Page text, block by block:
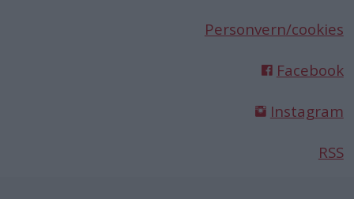
Personvern/cookies
Facebook
Instagram
RSS